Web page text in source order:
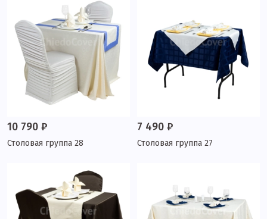
10 790 ₽
Столовая группа 28
7 490 ₽
Столовая группа 27